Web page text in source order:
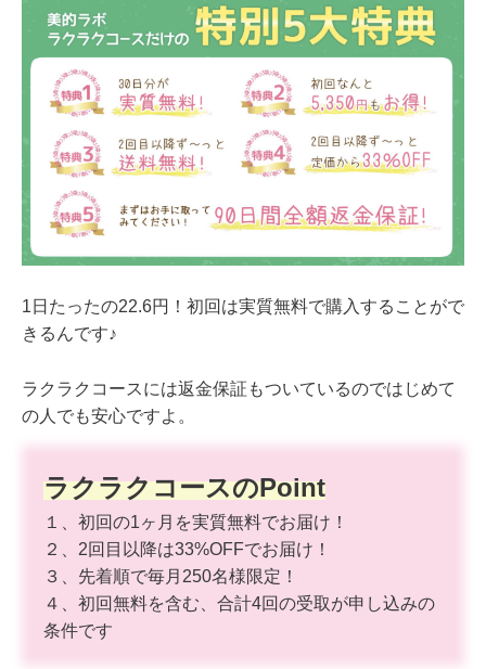
1日たったの22.6円！初回は実質無料で購入することがで
きるんです♪
ラクラクコースには返金保証もついているのではじめて
の人でも安心ですよ。
ラクラクコースのPoint
１、初回の1ヶ月を実質無料でお届け！
２、2回目以降は33%OFFでお届け！
３、先着順で毎月250名様限定！
４、初回無料を含む、合計4回の受取が申し込みの
条件です